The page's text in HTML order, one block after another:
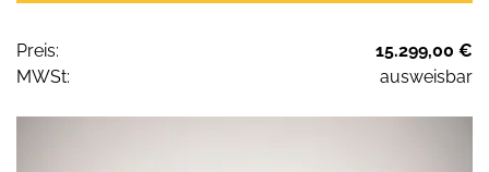
Preis:
15.299,00 €
MWSt:
ausweisbar